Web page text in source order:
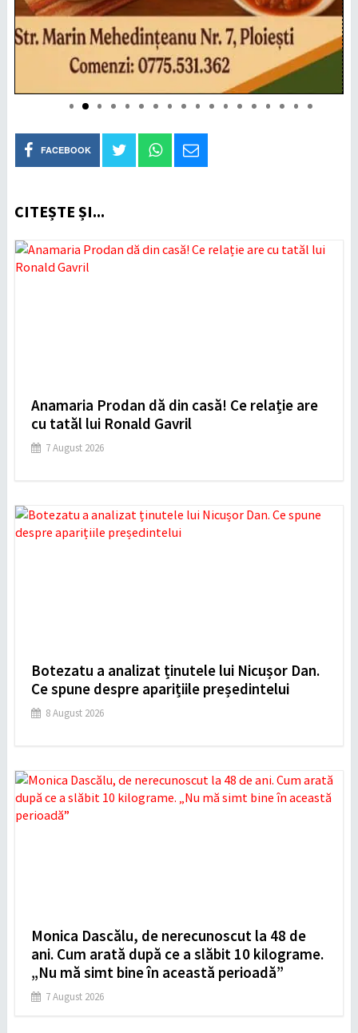
FACEBOOK
CITEȘTE ȘI...
Anamaria Prodan dă din casă! Ce relație are
cu tatăl lui Ronald Gavril
7 August 2026
Botezatu a analizat ținutele lui Nicușor Dan.
Ce spune despre aparițiile președintelui
8 August 2026
Monica Dascălu, de nerecunoscut la 48 de
ani. Cum arată după ce a slăbit 10 kilograme.
„Nu mă simt bine în această perioadă”
7 August 2026